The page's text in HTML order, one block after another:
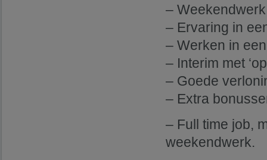
–
– Ervaring in
– Werken in
– Interim met
– Goede
– Extra
– Full time job,
weekendwerk.